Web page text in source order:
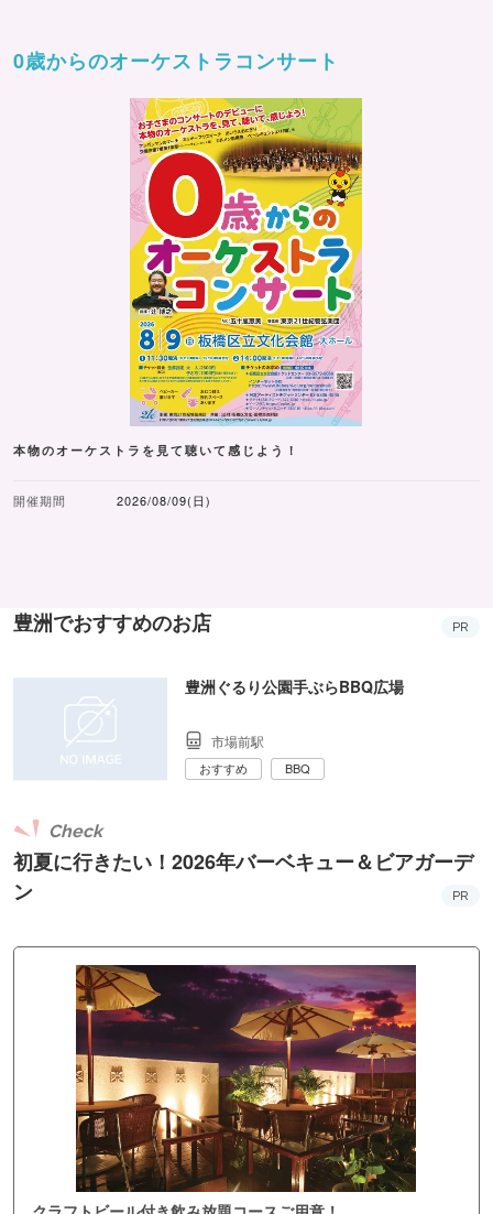
0歳からのオーケストラコンサート
本物のオーケストラを見て聴いて感じよう！
開催期間 2026/08/09(日)
豊洲でおすすめのお店 PR
豊洲ぐるり公園手ぶらBBQ広場
市場前駅
おすすめ BBQ
初夏に行きたい！2026年バーベキュー＆ビアガーデ
ン
Check
PR